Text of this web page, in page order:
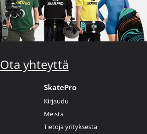
Ota yhteyttä
SkatePro
Kirjaudu
Meistä
Tietoja yrityksestä